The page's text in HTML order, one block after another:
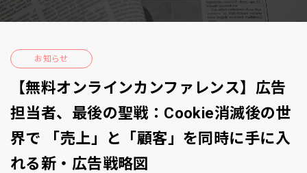
お知らせ
【無料オンラインカンファレンス】広告
担当者、最後の聖戦：Cookie消滅後の世
界で 「売上」と「顧客」を同時に手に入
れる新・広告戦略図